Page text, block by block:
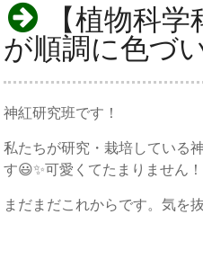
【植物科
が順調に色づ
神紅研究班です！
私たちが研究・栽培している
す😃✨可愛くてたまりません！
まだまだこれからです。気を